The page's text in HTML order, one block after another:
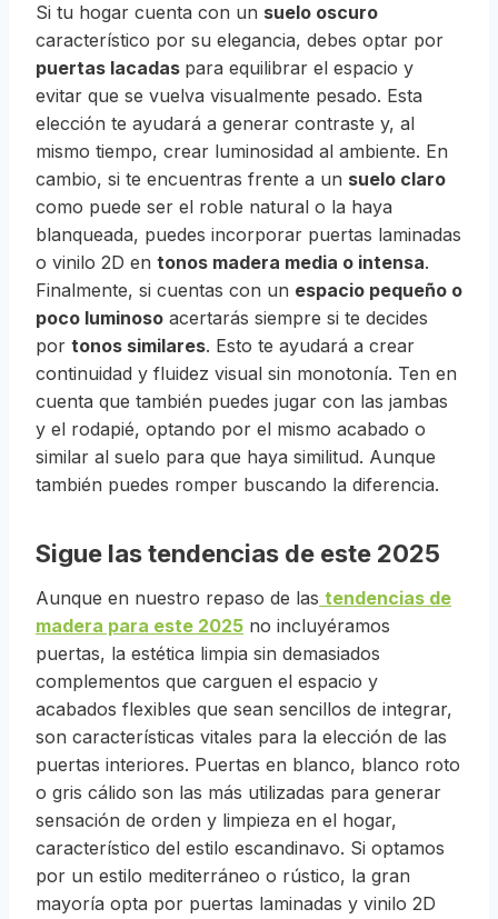
Si tu hogar cuenta con un suelo oscuro
característico por su elegancia, debes optar por
puertas lacadas para equilibrar el espacio y
evitar que se vuelva visualmente pesado. Esta
elección te ayudará a generar contraste y, al
mismo tiempo, crear luminosidad al ambiente. En
cambio, si te encuentras frente a un suelo claro
como puede ser el roble natural o la haya
blanqueada, puedes incorporar puertas laminadas
o vinilo 2D en tonos madera media o intensa.
Finalmente, si cuentas con un espacio pequeño o
poco luminoso acertarás siempre si te decides
por tonos similares. Esto te ayudará a crear
continuidad y fluidez visual sin monotonía. Ten en
cuenta que también puedes jugar con las jambas
y el rodapié, optando por el mismo acabado o
similar al suelo para que haya similitud. Aunque
también puedes romper buscando la diferencia.
Sigue las tendencias de este 2025
Aunque en nuestro repaso de las tendencias de
madera para este 2025 no incluyéramos
puertas, la estética limpia sin demasiados
complementos que carguen el espacio y
acabados flexibles que sean sencillos de integrar,
son características vitales para la elección de las
puertas interiores. Puertas en blanco, blanco roto
o gris cálido son las más utilizadas para generar
sensación de orden y limpieza en el hogar,
característico del estilo escandinavo. Si optamos
por un estilo mediterráneo o rústico, la gran
mayoría opta por puertas laminadas y vinilo 2D